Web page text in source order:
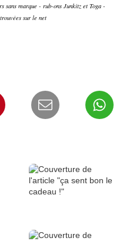
sans marque - rub-ons Junkitz et Toga -
sur le net